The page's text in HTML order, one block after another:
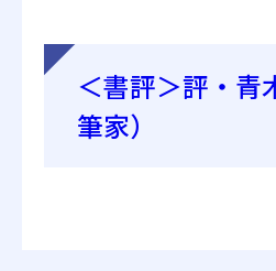
＜書評＞評・青
筆家）